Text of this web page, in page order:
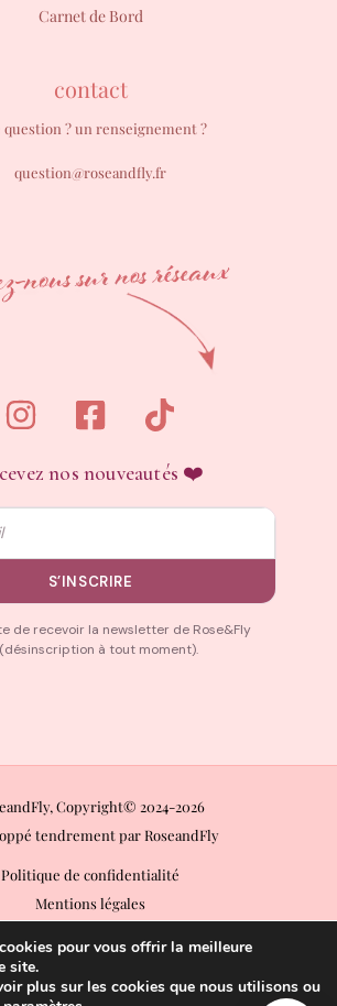
Carnet de Bord
contact
question ? un renseignement ?
question@roseandfly.fr
nos nouveautés ❤️
S’INSCRIRE
de recevoir la newsletter de Rose&Fly
(désinscription à tout moment).
Copyright© 2024-2026
tendrement par RoseandFly
Politique de confidentialité
Mentions légales
Générales d’Utilisation (CGU)
Politique de retours
pour vous offrir la meilleure
site.
plus sur les cookies que nous utilisons ou